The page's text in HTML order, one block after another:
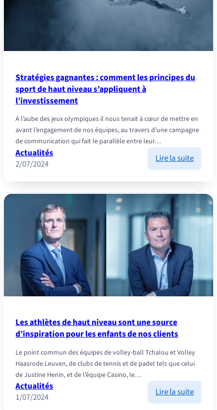
Stratégies gagnantes : comment les principes du
sport de haut niveau s’appliquent à
l’investissement
A l’aube des jeux olympiques il nous tenait à cœur de mettre en
avant l’engagement de nos équipes, au travers d’une campagne
de communication qui fait le parallèle entre leur…
Actualités
2/07/2024
Lire la suite:
:
les
de
haut
niveau
Les athlètes de haut niveau sont une source
d’inspiration pour les enfants de nos clients
Le point commun des équipes de volley-ball Tchalou et Volley
Haasrode Leuven, de clubs de tennis et de padel tels que celui
de Justine Henin, et de l’équipe Casino, le…
Actualités
1/07/2024
Lire la suite:
Les